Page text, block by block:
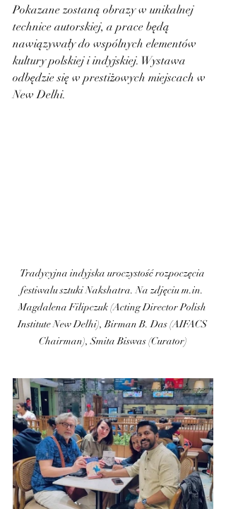
Pokazane zostaną obrazy w unikalnej
technice autorskiej, a prace będą
nawiązywały do wspólnych elementów
kultury polskiej i indyjskiej. Wystawa
odbędzie się w prestiżowych miejscach w
New Delhi.
Tradycyjna indyjska uroczystość rozpoczęcia
festiwalu sztuki Nakshatra. Na zdjęciu m.in.
Magdalena Filipczuk (Acting Director Polish
Institute New Delhi), Birman B. Das (AIFACS
Chairman), Smita Biswas (Curator)